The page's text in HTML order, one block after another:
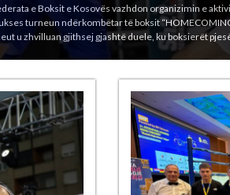
madh në turneun prestigjioz ndërkombëtar
Hercegovinë. Boksierët kosovarë e përfunduan
(55 kg) 4 medalje të bronzta – Bashkim Bajoku…